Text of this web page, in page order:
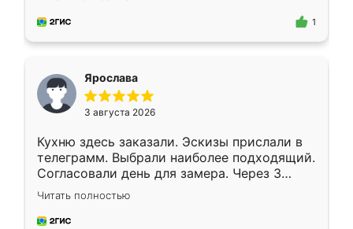
для замера сотрудник Владислав
предложил по моему эскизу самый
1
Ярослава
3 августа 2026
Кухню здесь заказали. Эскизы прислали в
телеграмм. Выбрали наиболее подходящий.
Согласовали день для замера. Через 3
недели кухня была уже готова. Остались
довольны работой. Спасибо Ренессанс
мебель за качественную работу!
Читать полностью